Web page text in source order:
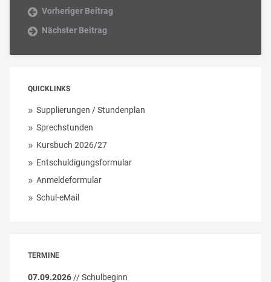
Vorheriger Beitrag
Nächster Beitrag
QUICKLINKS
Supplierungen / Stundenplan
Sprechstunden
Kursbuch 2026/27
Entschuldigungsformular
Anmeldeformular
Schul-eMail
TERMINE
07.09.2026 // Schulbeginn